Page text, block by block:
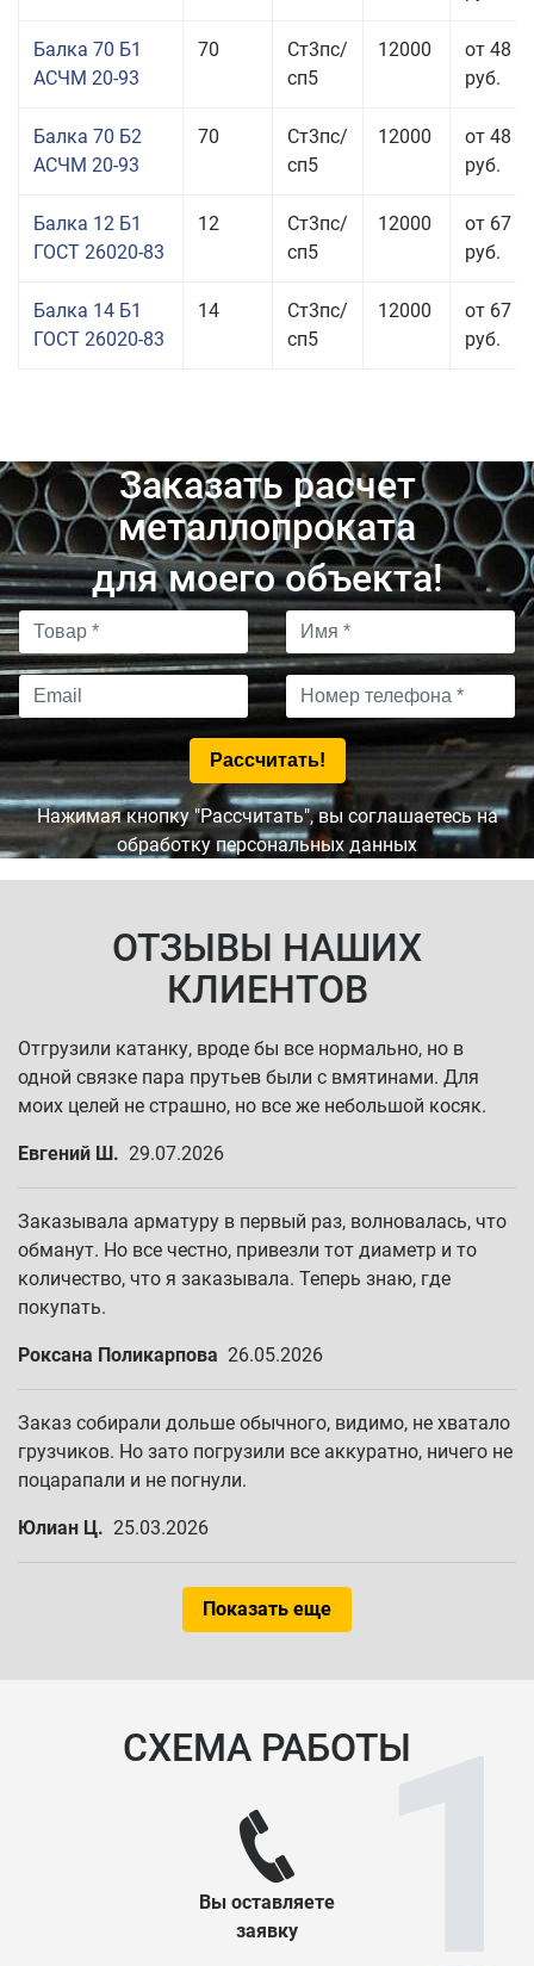
Балка 70 Б1
АСЧМ 20-93
70
Ст3пс/
сп5
12000
от 48
руб.
Балка 70 Б2
АСЧМ 20-93
70
Ст3пс/
сп5
12000
от 48
руб.
Балка 12 Б1
ГОСТ 26020-83
12
Ст3пс/
сп5
12000
от 67
руб.
Балка 14 Б1
ГОСТ 26020-83
14
Ст3пс/
сп5
12000
от 67
руб.
Заказать расчет
металлопроката
для моего объекта!
Нажимая кнопку "Рассчитать", вы соглашаетесь на
обработку персональных данных
ОТЗЫВЫ НАШИХ
КЛИЕНТОВ
Отгрузили катанку, вроде бы все нормально, но в
одной связке пара прутьев были с вмятинами. Для
моих целей не страшно, но все же небольшой косяк.
Евгений Ш. 29.07.2026
Заказывала арматуру в первый раз, волновалась, что
обманут. Но все честно, привезли тот диаметр и то
количество, что я заказывала. Теперь знаю, где
покупать.
Роксана Поликарпова 26.05.2026
Заказ собирали дольше обычного, видимо, не хватало
грузчиков. Но зато погрузили все аккуратно, ничего не
поцарапали и не погнули.
Юлиан Ц. 25.03.2026
Показать еще
СХЕМА РАБОТЫ
Вы оставляете
заявку